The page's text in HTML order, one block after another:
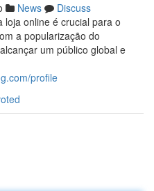
News
Discuss
loja online é crucial para o
a popularização do
um público global e
profile